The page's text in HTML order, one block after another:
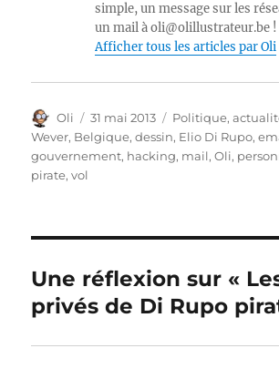
simple, un message sur les
un mail à oli@olillustrateur.be !
Afficher tous les articles par Oli
Auteur
Oli
Publié
le
31 mai 2013 Catégories
Politique,
Wever, Belgique,dessin, Elio Di Rupo,
gouvernement, hacking, mail,Oli,
pirate,vol
Une réflexion sur «
privés de Di Rupo